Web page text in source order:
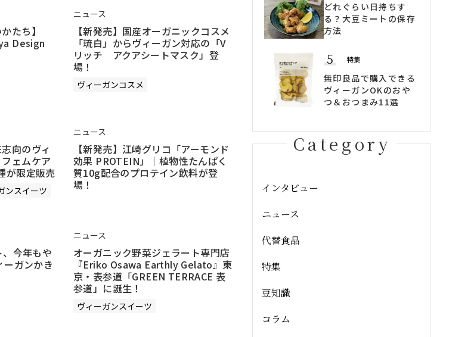
たち】
Design
ニュース
【新発売】国産オーガニックコスメ
「琉白」からヴィーガン対応の「V
リッチ アクアシートマスク」登
場！
ヴィーガンコスメ
向のヴィ
ェムケア
が限定販売
ンスイーツ
ニュース
【新発売】江崎グリコ「アーモンド
効果 PROTEIN」｜植物性たんぱく
質10g配合のプロテイン飲料が登
場！
今年もや
ーガンかき
ニュース
オーガニック野菜ジェラート専門店
『Eriko Osawa Earthly Gelato』東
京・表参道「GREEN TERRACE 表
参道」に誕生！
ヴィーガンスイーツ
どれぐらい日持ちす
る？大豆ミートの保存
方法
5 特集
無印良品で購入できる
ヴィーガンOKのおや
つ＆おつまみ11選
Category
インタビュー
ニュース
代替食品
特集
豆知識
コラム